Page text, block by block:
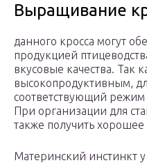
Выращивание
данного кросса могут
продукцией
вкусовые качества. Так
высокопродуктивным,
соответствующий
При организации для
также получить
Материнский инстинкт у